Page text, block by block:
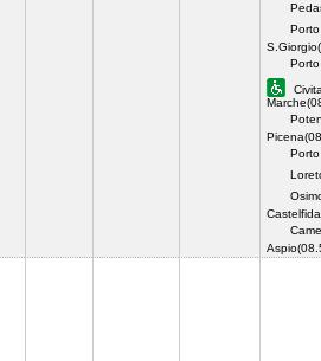
Porto